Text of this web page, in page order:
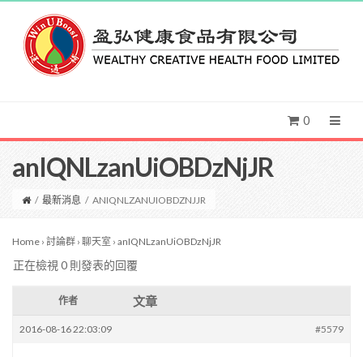
0
anIQNLzanUiOBDzNjJR
/ 最新消息 / ANIQNLZANUIOBDZNJJR
Home › 討論群 › 聊天室 › anIQNLzanUiOBDzNjJR
正在檢視 0 則發表的回覆
作者 文章
2016-08-16 22:03:09 #5579